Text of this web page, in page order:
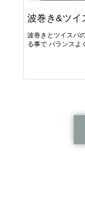
波巻き&ツイ
波巻きとツイスパ
る事で バランスよ